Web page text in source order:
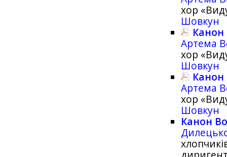
хор
Шовкун
Канон
Артема
хор
Шовкун
Канон
Артема
хор
Шовкун
Канон